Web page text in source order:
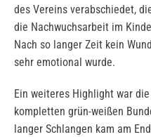
des Vereins verabschiedet,
die Nachwuchsarbeit im
Nach so langer Zeit kein
sehr emotional wurde.
Ein weiteres Highlight war
kompletten grün-weißen
langer Schlangen kam am